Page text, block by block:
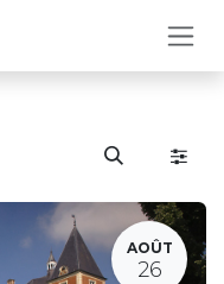
AOÛT
26